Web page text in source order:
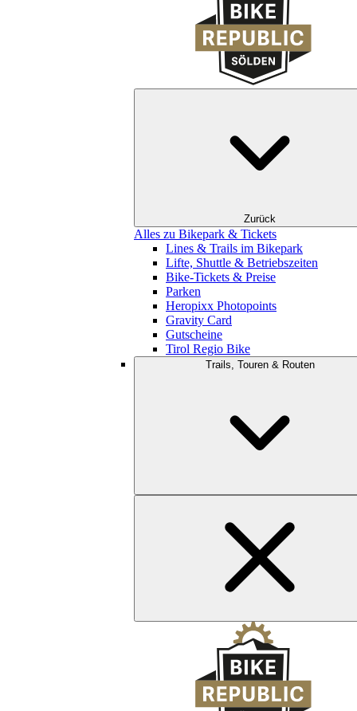
Zurück
Alles zu Bikepark & Tickets
Lines & Trails im Bikepark
Lifte, Shuttle & Betriebszeiten
Bike-Tickets & Preise
Parken
Heropixx Photopoints
Gravity Card
Gutscheine
Tirol Regio Bike
Trails, Touren & Routen